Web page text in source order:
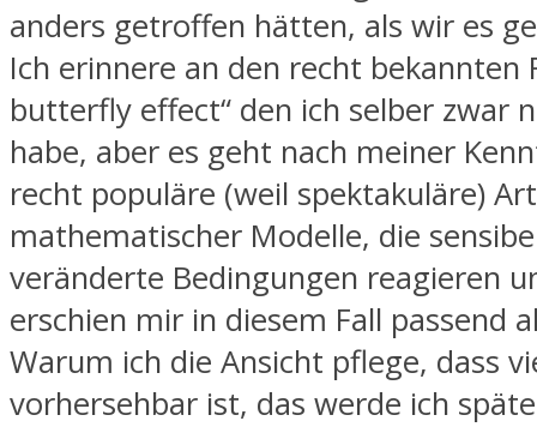
anders getroffen hätten, als wir es
Ich erinnere an den recht bekannten
butterfly effect“ den ich selber zwar
habe, aber es geht nach meiner
recht populäre (weil spektakuläre) Art
mathematischer Modelle, die
veränderte Bedingungen reagieren
erschien mir in diesem Fall passend
Warum ich die Ansicht pflege, dass
vorhersehbar ist, das werde ich